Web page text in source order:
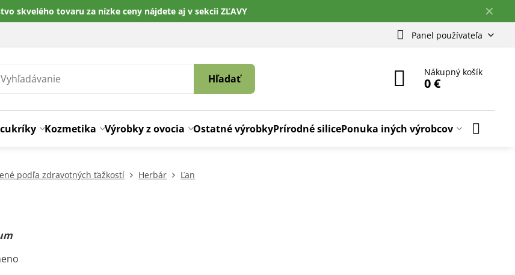
✕
skvelého tovaru za nízke ceny nájdete aj v sekcii ZĽAVY
Panel používateľa
Hľadať
Nákupný košík
0 €
Kozmetika Výrobky z ovocia Ostatné výrobkyPrírodné silicePonuka iných výrobcov
podľa zdravotných ťažkostí Herbár Ľan